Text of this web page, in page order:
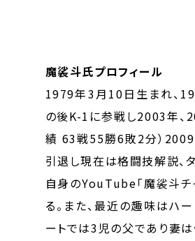
魔裟斗氏プロフィール
1979年3月10日生まれ、
の後K-1に参戦し2003年、
績 63戦55勝6敗2分）
引退し現在は格闘技解説、タ
自身のYouTube｢魔裟斗チ
る。また、最近の趣味はハ
ートでは3児の父であり妻